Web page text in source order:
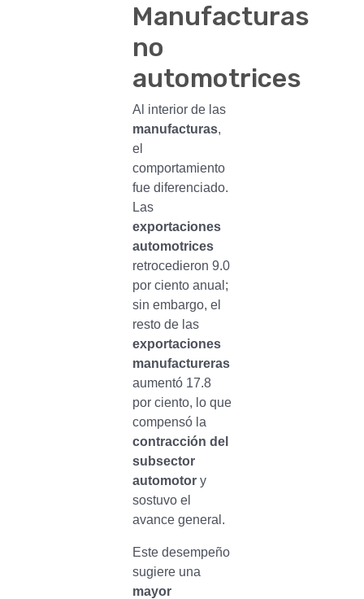
Manufacturas
no
automotrices
Al interior de las
manufacturas,
el
comportamiento
fue diferenciado.
Las
exportaciones
automotrices
retrocedieron 9.0
por ciento anual;
sin embargo, el
resto de las
exportaciones
manufactureras
aumentó 17.8
por ciento, lo que
compensó la
contracción del
subsector
automotor y
sostuvo el
avance general.
Este desempeño
sugiere una
mayor